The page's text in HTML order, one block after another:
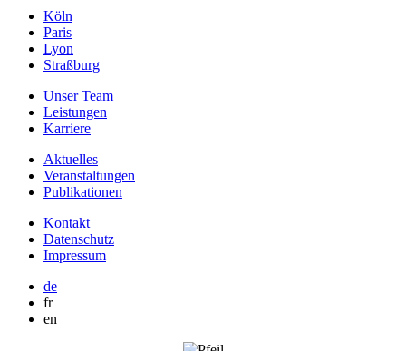
Köln
Paris
Lyon
Straßburg
Unser Team
Leistungen
Karriere
Aktuelles
Veranstaltungen
Publikationen
Kontakt
Datenschutz
Impressum
de
fr
en